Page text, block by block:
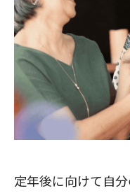
定年後に向けて自